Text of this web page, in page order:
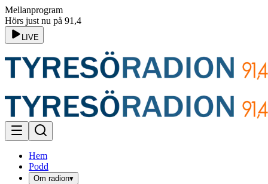
Mellanprogram
Hörs just nu på 91,4
LIVE
Hem
Podd
Om radion▾